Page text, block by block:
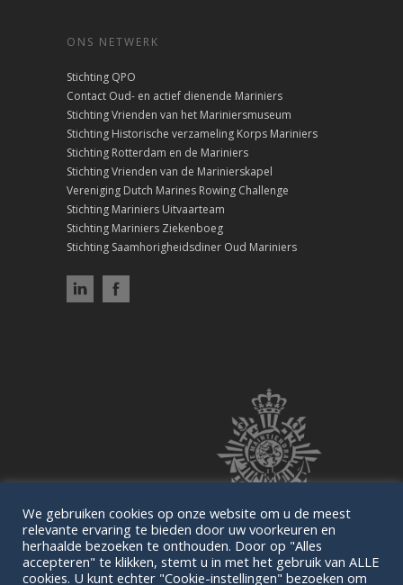
ONS NETWERK
Stichting QPO
Contact Oud- en actief dienende Mariniers
Stichting Vrienden van het Mariniersmuseum
Stichting Historische verzameling Korps Mariniers
Stichting Rotterdam en de Mariniers
Stichting Vrienden van de Marinierskapel
Vereniging Dutch Marines Rowing Challenge
Stichting Mariniers Uitvaarteam
Stichting Mariniers Ziekenboeg
Stichting Saamhorigheidsdiner Oud Mariniers
We gebruiken cookies op onze website om u de meest
relevante ervaring te bieden door uw voorkeuren en
herhaalde bezoeken te onthouden. Door op "Alles
accepteren" te klikken, stemt u in met het gebruik van ALLE
cookies. U kunt echter "Cookie-instellingen" bezoeken om